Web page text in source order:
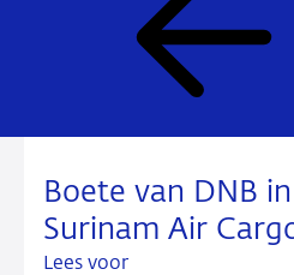
Boete van DNB
Surinam Air
Lees voor